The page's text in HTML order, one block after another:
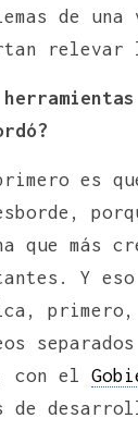
de
relevar
es
que
Y eso
primero,
con el
de